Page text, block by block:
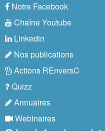
Notre Facebook
Chaîne Youtube
Linkedin
Nos publications
Actions REnversC
Quizz
Annuaires
Webinaires